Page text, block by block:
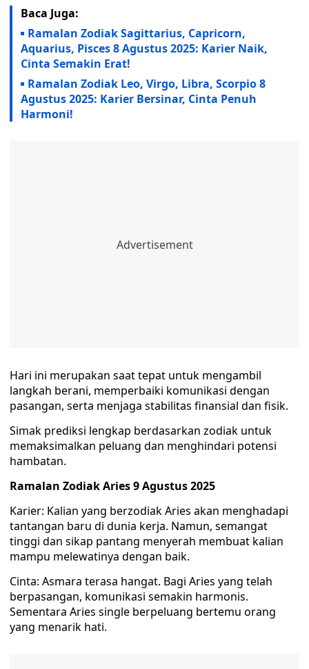
Baca Juga:
Ramalan Zodiak Sagittarius, Capricorn,
Aquarius, Pisces 8 Agustus 2025: Karier Naik,
Cinta Semakin Erat!
Ramalan Zodiak Leo, Virgo, Libra, Scorpio 8
Agustus 2025: Karier Bersinar, Cinta Penuh
Harmoni!
Hari ini merupakan saat tepat untuk mengambil
langkah berani, memperbaiki komunikasi dengan
pasangan, serta menjaga stabilitas finansial dan fisik.
Simak prediksi lengkap berdasarkan zodiak untuk
memaksimalkan peluang dan menghindari potensi
hambatan.
Ramalan Zodiak Aries 9 Agustus 2025
Karier: Kalian yang berzodiak Aries akan menghadapi
tantangan baru di dunia kerja. Namun, semangat
tinggi dan sikap pantang menyerah membuat kalian
mampu melewatinya dengan baik.
Cinta: Asmara terasa hangat. Bagi Aries yang telah
berpasangan, komunikasi semakin harmonis.
Sementara Aries single berpeluang bertemu orang
yang menarik hati.